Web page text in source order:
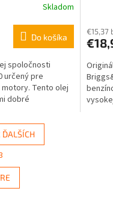
Skladom
Do košíka
spoločnosti
určený pre
Tento olej
dobré
€15,37
ĎALŠÍCH